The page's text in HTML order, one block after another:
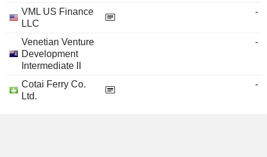
VML US Finance
LLC
-
Venetian Venture
Development
Intermediate II
-
Cotai Ferry Co.
Ltd.
-